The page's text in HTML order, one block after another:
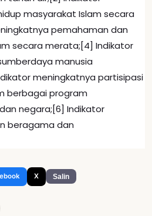
masyarakat Islam secara
pemahaman dan
secara merata;[4] Indikator
manusia
meningkatnya partisipasi
berbagai program
negara;[6] Indikator
beragama dan
X Salin